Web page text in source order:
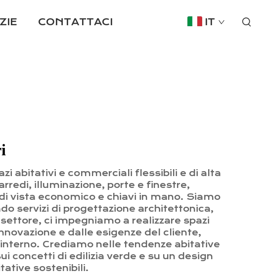
CONTATTACI IT
abitativi e commerciali flessibili e di alta
illuminazione, porte e finestre,
vista economico e chiavi in mano. Siamo
servizi di progettazione architettonica,
ci impegniamo a realizzare spazi
e dalle esigenze del cliente,
Crediamo nelle tendenze abitative
concetti di edilizia verde e su un design
sostenibili.